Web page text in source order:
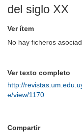
del siglo XX
Ver ítem
No hay ficheros
Ver texto completo
http://
e/view/1170
Compartir